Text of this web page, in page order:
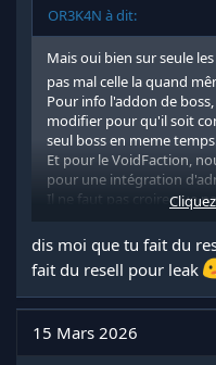
OR3K4N à dit:
Mais oui bien sur seule
pas mal celle la quand
Pour info l'addon de
modifier pour qu'il soit
seul boss en meme
Et pour le VoidFaction,
pour une intégration
Il ne faut pas croire que
meilleure gestion et si
faire de grande
permis de le mettre dans
D'ailleurs pour
nous avions les droits
dis moi que tu fait du
fait du resell pour leak
15 Mars 2026